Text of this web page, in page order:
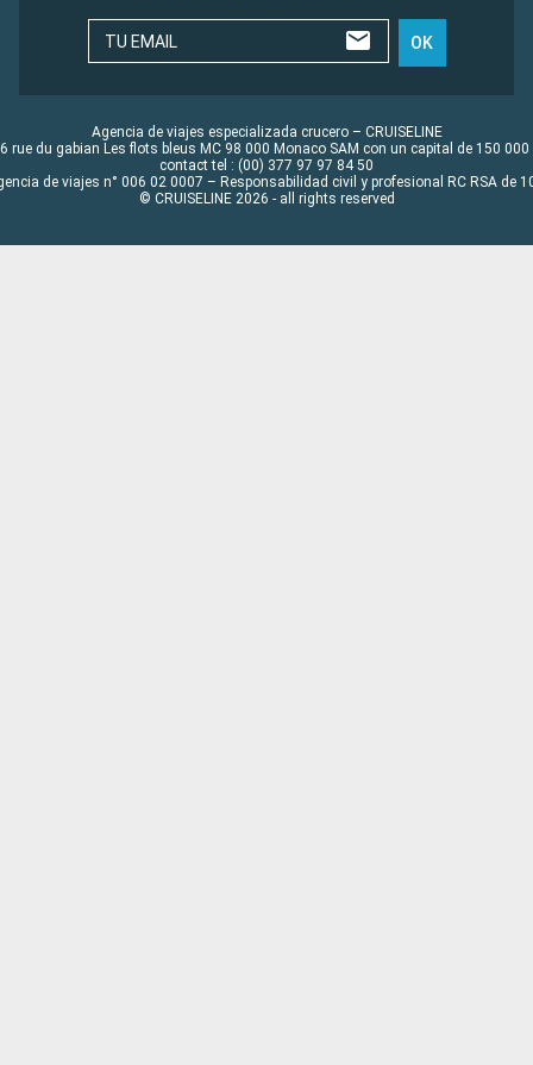
TU EMAIL OK
Agencia de viajes especializada crucero – CRUISELINE
rue du gabian Les flots bleus MC 98 000 Monaco SAM con un capital de 150 000
contact tel : (00) 377 97 97 84 50
de viajes n° 006 02 0007 – Responsabilidad civil y profesional RC RSA de
© CRUISELINE 2026 - all rights reserved